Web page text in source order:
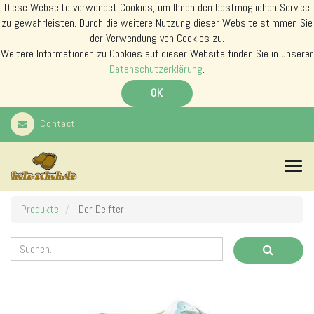
Diese Webseite verwendet Cookies, um Ihnen den bestmöglichen Service
zu gewährleisten. Durch die weitere Nutzung dieser Website stimmen Sie
der Verwendung von Cookies zu.
Weitere Informationen zu Cookies auf dieser Website finden Sie in unserer
Datenschutzerklärung.
OK
Contact
N
v
Produkte Der Delfter